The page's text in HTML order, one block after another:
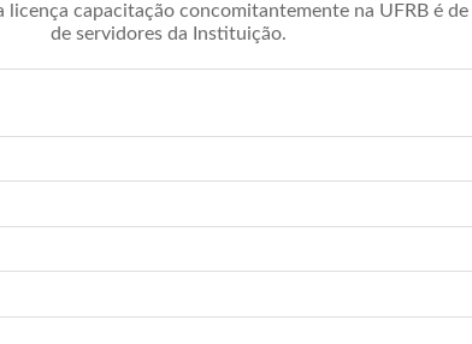
capacitação concomitantemente na UFRB é
de servidores da Instituição.